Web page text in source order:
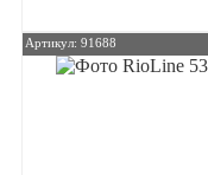
Артикул: 91688